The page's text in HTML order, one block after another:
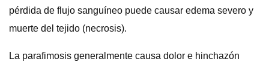
pérdida de flujo sanguíneo puede causar edema severo y
muerte del tejido (necrosis).
La parafimosis generalmente causa dolor e hinchazón